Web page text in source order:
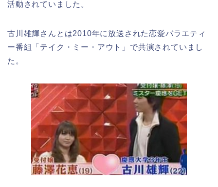
活動されていました。
古川雄輝さんとは2010年に放送された恋愛バラエティ
ー番組「テイク・ミー・アウト」で共演されていまし
た。